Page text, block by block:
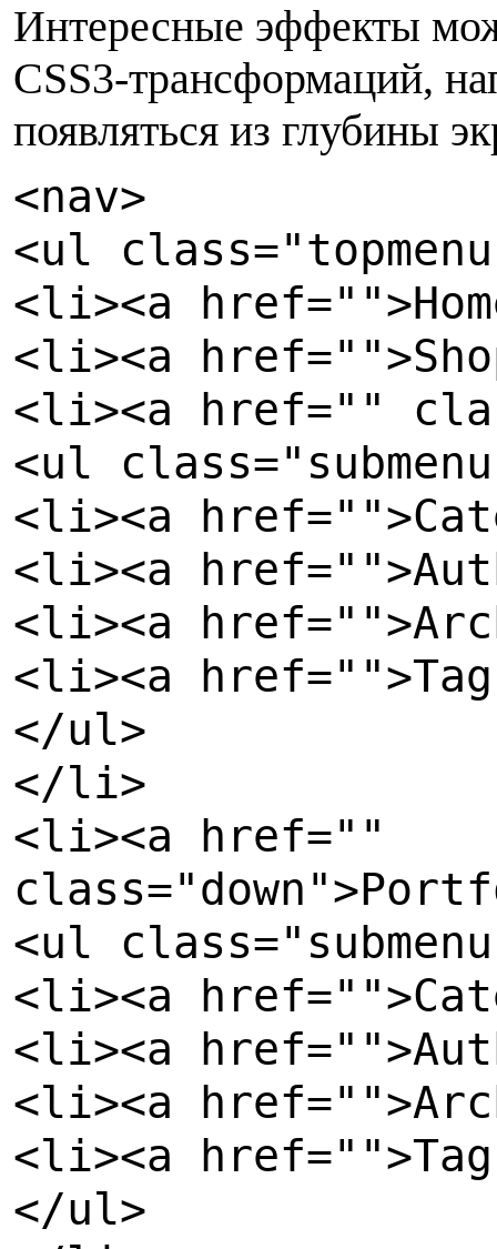
Интересные эффекты
CSS3-трансформаций,
появляться из глубины
<nav>
<ul
<li><a
<li><a
<li><a href=""
<ul
<li><a
<li><a
<li><a
<li><a
</ul>
</li>
<li><a href=""
<ul
<li><a
<li><a
<li><a
<li><a
</ul>